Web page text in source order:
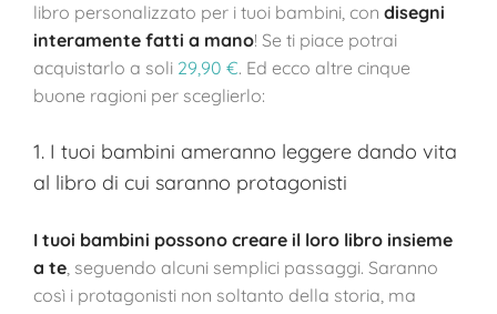
libro personalizzato per i tuoi bambini, con disegni
interamente fatti a mano! Se ti piace potrai
acquistarlo a soli 29,90 €. Ed ecco altre cinque
buone ragioni per sceglierlo:
1. I tuoi bambini ameranno leggere dando vita
al libro di cui saranno protagonisti
I tuoi bambini possono creare il loro libro insieme
a te, seguendo alcuni semplici passaggi. Saranno
così i protagonisti non soltanto della storia, ma